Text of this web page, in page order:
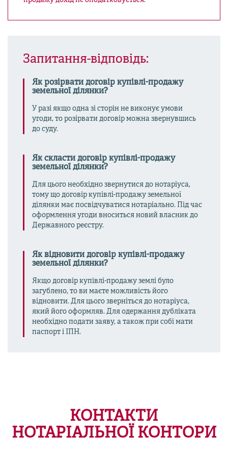
Запитання-відповідь:
Як розірвати договір купівлі-продажу
земельної ділянки?
У разі якщо одна зі сторін не виконує умови
угоди, то розірвати договір можна звернувшись
до суду.
Як скласти договір купівлі-продажу
земельної ділянки?
Для цього необхідно звернутися до нотаріуса,
тому що договір купівлі-продажу земельної
ділянки має посвідчуватися нотаріально. Під час
оформлення угоди вноситься новий власник до
Державного реєстру.
Як відновити договір купівлі-продажу
земельної ділянки?
Якщо договір купівлі-продажу землі було
загублено, то ви маєте можливість його
відновити. Для цього зверніться до нотаріуса,
який його оформляв. Для одержання дубліката
необхідно подати заяву, а також при собі мати
паспорт і ІПН.
КОНТАКТИ
НОТАРІАЛЬНОЇ КОНТОРИ